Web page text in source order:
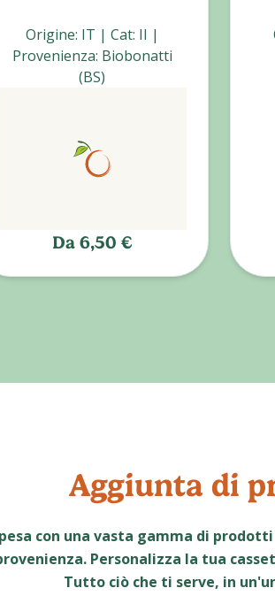
Origine: IT | Cat: II |
Provenienza: Biobonatti
(BS)
Da 6,50 €
Aggiunta di
con una vasta gamma di
Personalizza la tua
Tutto ciò che ti serve, in